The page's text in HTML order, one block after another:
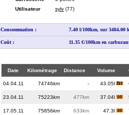
Utilisateur
sylv (77)
Consommation : 7.40 l/100km, sur 3404.00
Coût : 11.35 €/100km en
Date Kilométrage Distance Volume
04.04.11 74746km - 43.05l
23.04.11 75223km 477km 37.04l
17.05.11 75856km 633km 47.3l